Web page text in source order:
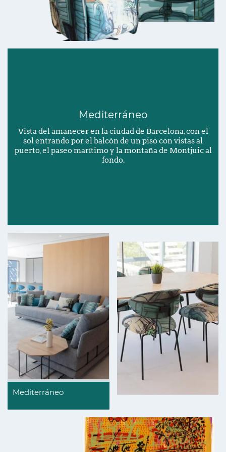
Mediterráneo
Vista del amanecer en la ciudad de Barcelona, con el
sol entrando por el balcón de un piso con vistas al
puerto, el paseo marítimo y la montaña de Montjuic al
fondo.
Mediterráneo